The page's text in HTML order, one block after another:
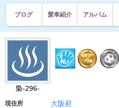
ブログ 愛車紹介 アルバム
梟-296-
現住所 大阪府